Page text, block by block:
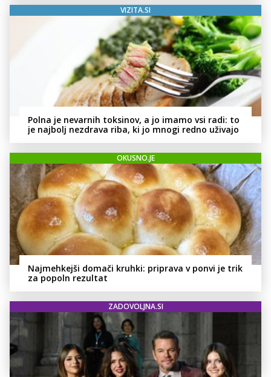
VIZITA.SI
Polna je nevarnih toksinov, a jo imamo vsi radi: to
je najbolj nezdrava riba, ki jo mnogi redno uživajo
OKUSNO.JE
Najmehkejši domači kruhki: priprava v ponvi je trik
za popoln rezultat
ZADOVOLJNA.SI